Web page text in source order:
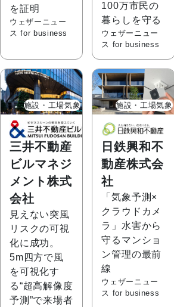
を証明
ウェザーニュー
ス for business
100万市民の
暮らしを守る
ウェザーニュー
ス for business
施設・工場気象
三井不動産
ビルマネジ
メント株式
会社
見えない突風
リスクの可視
化に成功。
5m四方で風
を可視化す
る“超高解像度
予測”で来場者
施設・工場気象
日鉄興和不
動産株式会
社
「気象予測×
クラウドカメ
ラ」水害から
守るマンショ
ン管理の最前
線
ウェザーニュー
ス for business